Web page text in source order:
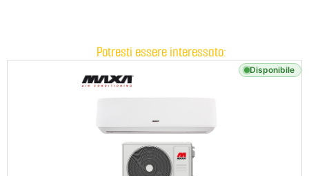
Potresti essere interessato:
Disponibile